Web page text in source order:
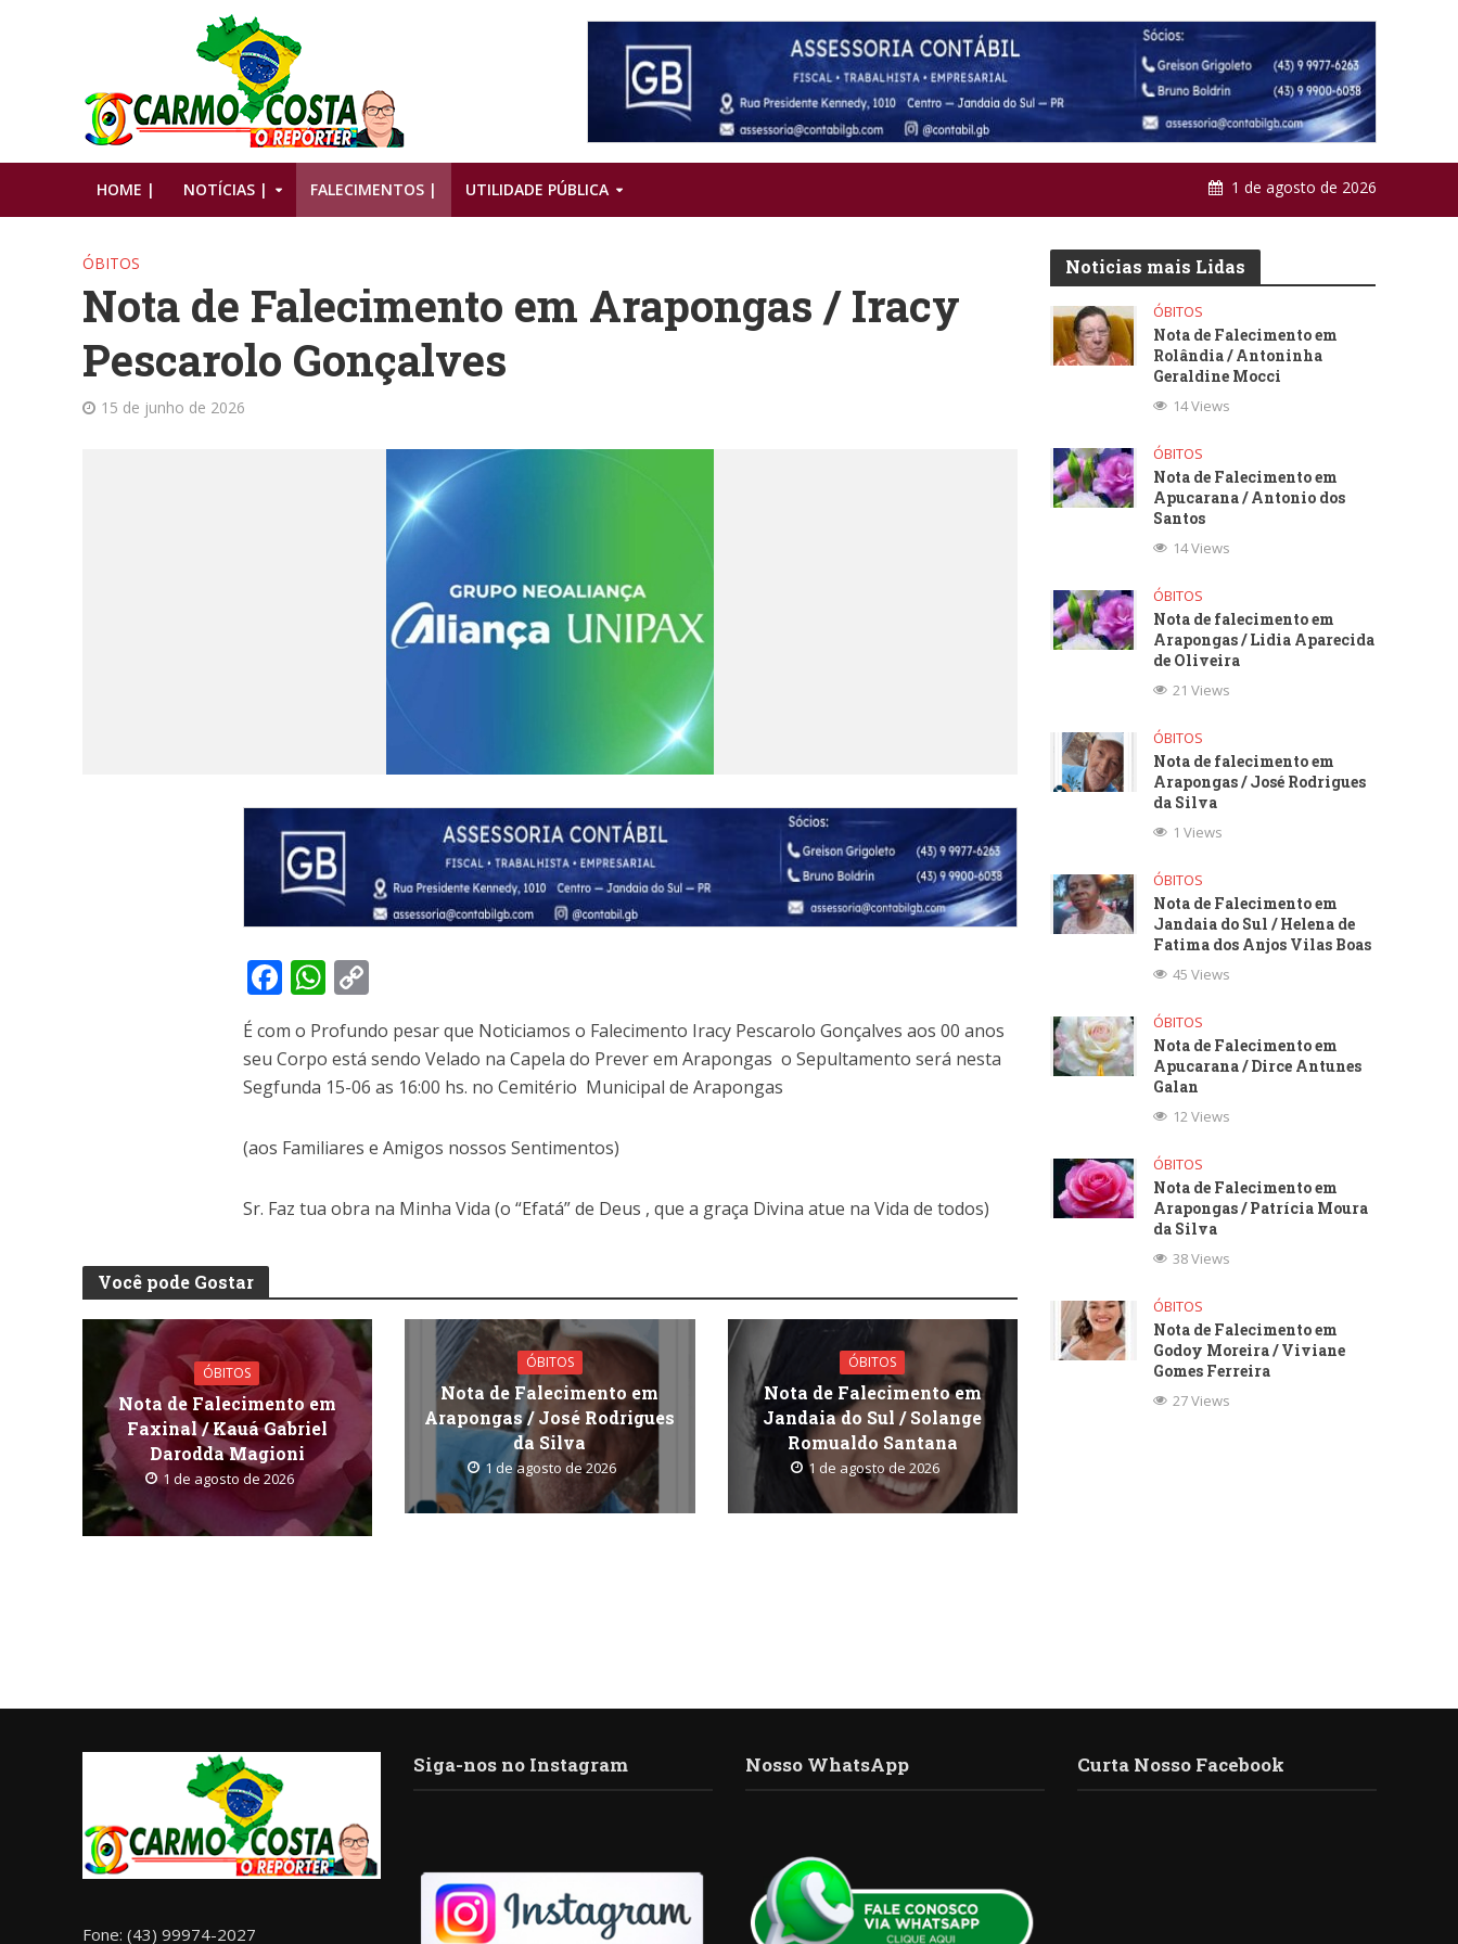
HOME | NOTÍCIAS | FALECIMENTOS | UTILIDADE PÚBLICA 1 de agosto de 2026
ÓBITOS
Nota de Falecimento em Arapongas / Iracy
Pescarolo Gonçalves
15 de junho de 2026
F
ac
e
b
o
W
h
at
s
p
o
p
y
n
É com o Profundo pesar que Noticiamos o Falecimento Iracy Pescarolo Gonçalves aos 00 anos
seu Corpo está sendo Velado na Capela do Prever em Arapongas o Sepultamento será nesta
Segfunda 15-06 as 16:00 hs. no Cemitério Municipal de Arapongas
(aos Familiares e Amigos nossos Sentimentos)
Sr. Faz tua obra na Minha Vida (o “Efatá” de Deus , que a graça Divina atue na Vida de todos)
Você pode Gostar
ÓBITOS
Nota de Falecimento em
Faxinal / Kauá Gabriel
Darodda Magioni
1 de agosto de 2026
ÓBITOS
Nota de Falecimento em
Arapongas / José Rodrigues
da Silva
1 de agosto de 2026
ÓBITOS
Nota de Falecimento em
Jandaia do Sul / Solange
Romualdo Santana
1 de agosto de 2026
Noticias mais Lidas
ÓBITOS
Nota de Falecimento em
Rolândia / Antoninha
Geraldine Mocci
14 Views
ÓBITOS
Nota de Falecimento em
Apucarana / Antonio dos
Santos
14 Views
ÓBITOS
Nota de falecimento em
Arapongas / Lidia Aparecida
de Oliveira
21 Views
ÓBITOS
Nota de falecimento em
Arapongas / José Rodrigues
da Silva
1 Views
ÓBITOS
Nota de Falecimento em
Jandaia do Sul / Helena de
Fatima dos Anjos Vilas Boas
45 Views
ÓBITOS
Nota de Falecimento em
Apucarana / Dirce Antunes
Galan
12 Views
ÓBITOS
Nota de Falecimento em
Arapongas / Patrícia Moura
da Silva
38 Views
ÓBITOS
Nota de Falecimento em
Godoy Moreira / Viviane
Gomes Ferreira
27 Views
Fone: (43) 99974-2027
Siga-nos no Instagram Nosso WhatsApp Curta Nosso Facebook